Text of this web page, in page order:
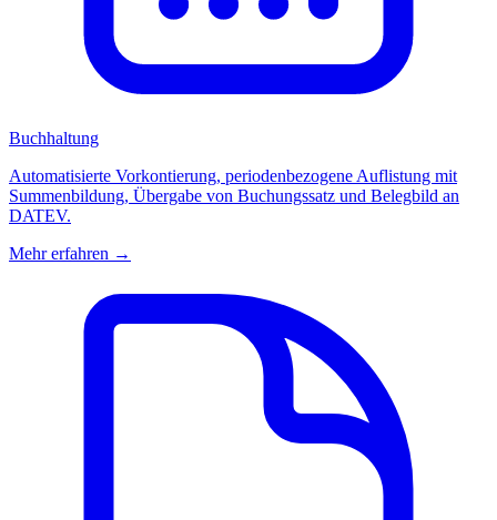
Buchhaltung
Automatisierte Vorkontierung, periodenbezogene Auflistung mit
Summenbildung, Übergabe von Buchungssatz und Belegbild an
DATEV.
Mehr erfahren →